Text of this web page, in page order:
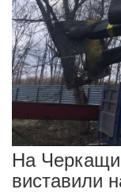
На
виставили